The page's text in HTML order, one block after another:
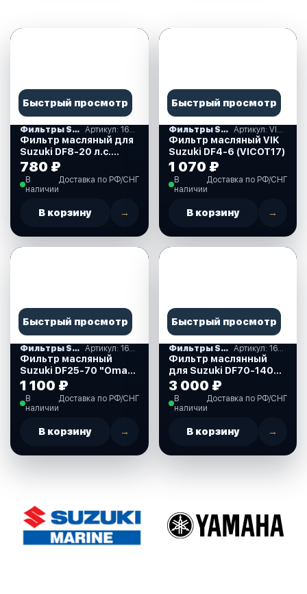
Быстрый просмотр
Фильтры SUZUKI Артикул: 16510-45H10-000
Фильтр масляный для
Suzuki DF8-20 л.с.
(16510-45H10-000)
780 ₽
В
наличии
Доставка по РФ/СНГ
В корзину →
Быстрый просмотр
Фильтры SUZUKI Артикул: VICOT17
Фильтр масляный VIK
Suzuki DF4-6 (VICOT17)
1 070 ₽
В
наличии
Доставка по РФ/СНГ
В корзину →
Быстрый просмотр
Фильтры SUZUKI Артикул: 1651087J00_OM
Фильтр масляный
Suzuki DF25-70 "Omax"
(1651087J00_OM)
1 100 ₽
В
наличии
Доставка по РФ/СНГ
В корзину →
Быстрый просмотр
Фильтры SUZUKI Артикул: 16510-61A31-000
Фильтр маслянный
для Suzuki DF70-140
л.с. (16510-61A31(32)
(33)-000)
3 000 ₽
В
наличии
Доставка по РФ/СНГ
В корзину →